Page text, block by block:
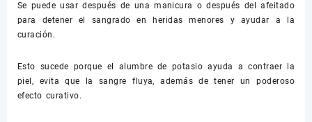
Se puede usar después de una manicura o después del afeitado
para detener el sangrado en heridas menores y ayudar a la
curación.
Esto sucede porque el alumbre de potasio ayuda a contraer la
piel, evita que la sangre fluya, además de tener un poderoso
efecto curativo.